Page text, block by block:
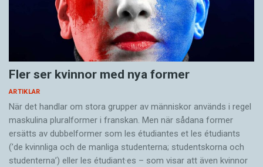
Fler ser kvinnor med nya former
ARTIKLAR
När det handlar om stora grupper av människor används i regel
maskulina pluralformer i franskan. Men när sådana ­former
ersätts av dubbel­former som les étudiantes et les étudiants
(’de kvinnliga och de manliga studenterna; studentskorna och
studenterna’) eller les étudiant·es – som visar att även kvinnor